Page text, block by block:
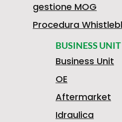
BUSINESS UNIT
Business Unit
OE
Aftermarket
Idraulica
gestione MOG
Procedura